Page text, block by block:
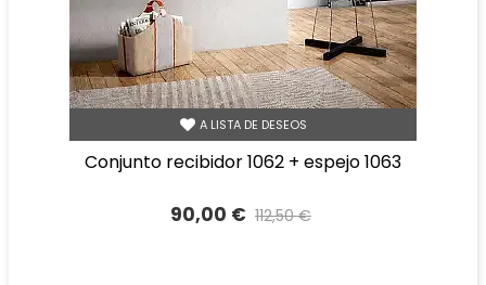
A LISTA DE DESEOS
conjunto recibidor 1062 + espejo 1063
90,00 € 112,50 €